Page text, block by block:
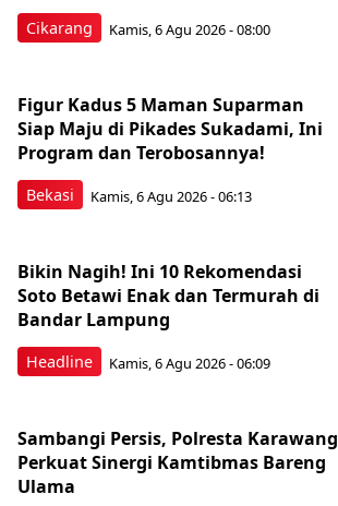
Cikarang Kamis, 6 Agu 2026 - 08:00
Bekasi
Figur Kadus 5 Maman Suparman
Siap Maju di Pikades Sukadami, Ini
Program dan Terobosannya!
Kamis, 6 Agu 2026 - 06:13
Headline
Bikin Nagih! Ini 10 Rekomendasi
Soto Betawi Enak dan Termurah di
Bandar Lampung
Kamis, 6 Agu 2026 - 06:09
Sambangi Persis, Polresta Karawang
Perkuat Sinergi Kamtibmas Bareng
Ulama